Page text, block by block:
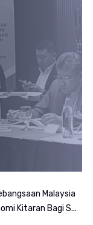
Malaysia
Kitaran Bagi S...